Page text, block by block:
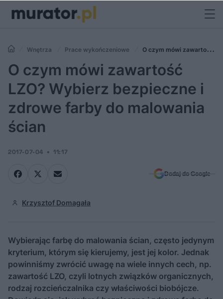
Wnętrza Prace wykończeniowe
O czym mówi zawartość
LZO? Wybierz bezpieczne i zdrowe farby do malowania ścian
O czym mówi zawartość
LZO? Wybierz bezpieczne i
zdrowe farby do malowania
ścian
2017-07-04 11:17
Dodaj do Google
Krzysztof Domagała
Wybierając farbę do malowania ścian, często jedynym
kryterium, którym się kierujemy, jest jej kolor. Jednak
powinniśmy zwrócić uwagę na wiele innych cech, np.
zawartość LZO, czyli lotnych związków organicznych,
rodzaj rozcieńczalnika czy właściwości biobójcze.